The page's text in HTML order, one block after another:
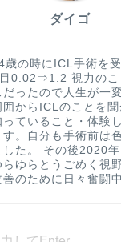
ダイゴ
の時にICL手術を
視力のこ
だったので人生が一
からICLのことを
ていること・体験
。自分も手術前は
した。 その後2020
ゆらとうごめく視
のために日々奮闘